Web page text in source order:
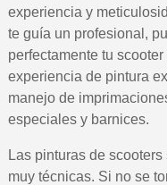
experiencia y
te guía un profesional,
perfectamente tu
experiencia de pintura
manejo de
especiales y barnices.
Las pinturas de
muy técnicas. Si no se